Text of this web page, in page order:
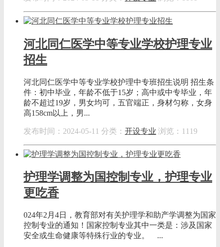
河北同仁医学中等专业学校护理专业
招生
河北同仁医学中等专业学校护理中专班招生说明 招生条
件：初中毕业，年龄不低于15岁；高中或中专毕业，年
龄不超过19岁，男女均可，五官端正，身材匀称，女身
高158cm以上，男...
发布时间：2024-05-11 分类： 开设专业 浏览：1119
护理学调整为国控制专业，护理专业
更吃香
024年2月4日，教育部对有关护理学和助产学调整为国家
控制专业的通知！国家控制专业其中一类是：涉及国家
安全或生命健康等特殊行业的专业。 ...